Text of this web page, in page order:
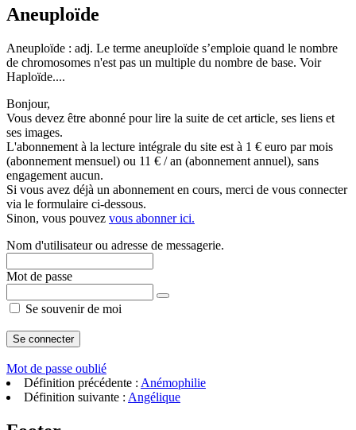
Aneuploïde
Aneuploïde : adj. Le terme aneuploïde s’emploie quand le nombre
de chromosomes n'est pas un multiple du nombre de base. Voir
Haploïde....
Bonjour,
Vous devez être abonné pour lire la suite de cet article, ses liens et
ses images.
L'abonnement à la lecture intégrale du site est à 1 € euro par mois
(abonnement mensuel) ou 11 € / an (abonnement annuel), sans
engagement aucun.
Si vous avez déjà un abonnement en cours, merci de vous connecter
via le formulaire ci-dessous.
Sinon, vous pouvez vous abonner ici.
Nom d'utilisateur ou adresse de messagerie.
Mot de passe
Se souvenir de moi
Mot de passe oublié
Définition précédente : Anémophilie
Définition suivante : Angélique